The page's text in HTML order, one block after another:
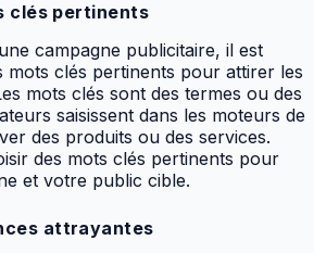
clés pertinents
campagne publicitaire, il est
mots clés pertinents pour attirer les
mots clés sont des termes ou des
saisissent dans les moteurs de
des produits ou des services.
des mots clés pertinents pour
et votre public cible.
attrayantes